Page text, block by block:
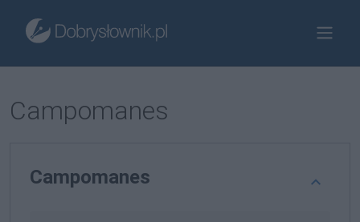
Campomanes
Campomanes